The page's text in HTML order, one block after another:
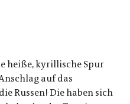
heiße, kyrillische Spur
auf das
Russen! Die haben sich